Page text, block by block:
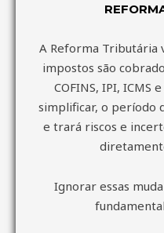
A Reforma Tributária
impostos são
COFINS, IPI, ICMS
simplificar, o período
e trará riscos e
Ignorar essas